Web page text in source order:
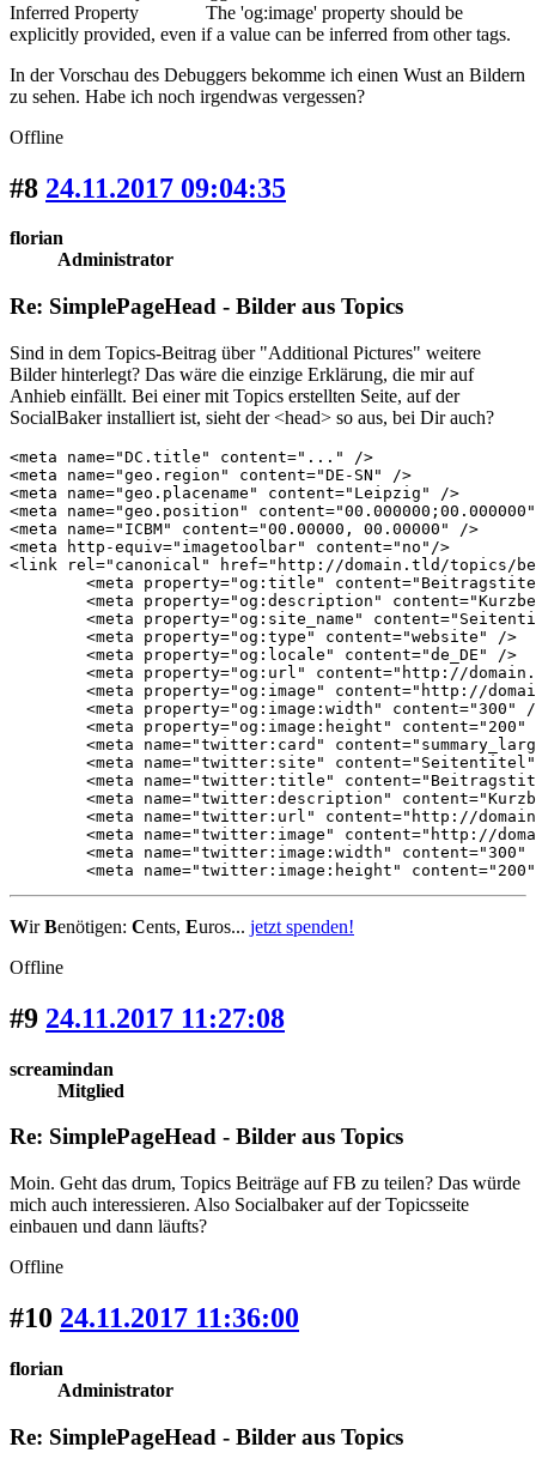
Inferred Property The 'og:image' property should be
explicitly provided, even if a value can be inferred from other tags.
In der Vorschau des Debuggers bekomme ich einen Wust an Bildern
zu sehen. Habe ich noch irgendwas vergessen?
Offline
#8 24.11.2017 09:04:35
florian
Administrator
Re: SimplePageHead - Bilder aus Topics
Sind in dem Topics-Beitrag über "Additional Pictures" weitere
Bilder hinterlegt? Das wäre die einzige Erklärung, die mir auf
Anhieb einfällt. Bei einer mit Topics erstellten Seite, auf der
SocialBaker installiert ist, sieht der <head> so aus, bei Dir auch?
<meta name="DC.title" content="..." />
<meta name="geo.region" content="DE-SN" />
<meta name="geo.placename" content="Leipzig" />
<meta name="geo.position"
<meta name="ICBM" content="00.00000, 00.00000" />
<meta http-equiv="imagetoolbar" content="no"/>
<link rel="canonical" href="http://domain.tld/topics/
<meta name="twitter:image:height"
WirBenötigen: Cents, Euros... jetzt spenden!
Offline
#9 24.11.2017 11:27:08
screamindan
Mitglied
Re: SimplePageHead - Bilder aus Topics
Moin. Geht das drum, Topics Beiträge auf FB zu teilen? Das würde
mich auch interessieren. Also Socialbaker auf der Topicsseite
einbauen und dann läufts?
Offline
#10 24.11.2017 11:36:00
florian
Administrator
Re: SimplePageHead - Bilder aus Topics